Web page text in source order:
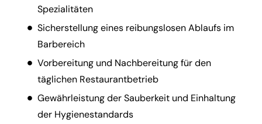
Spezialitäten
Sicherstellung eines reibungslosen Ablaufs im
Barbereich
Vorbereitung und Nachbereitung für den
täglichen Restaurantbetrieb
Gewährleistung der Sauberkeit und Einhaltung
der Hygienestandards